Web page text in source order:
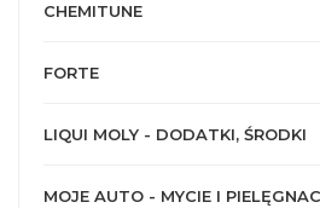
CHEMITUNE
FORTE
LIQUI MOLY - DODATKI, ŚRODKI
MOJE AUTO - MYCIE I